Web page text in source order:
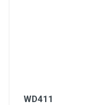
WD411